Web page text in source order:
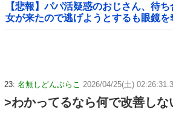
【悲報】パパ活疑惑のおじさん、待
女が来たので逃げようとするも眼鏡を
になっているところを激写されてし
23: 名無しどんぶらこ 2026/04/25(土)
>わかってるなら何で改善しな